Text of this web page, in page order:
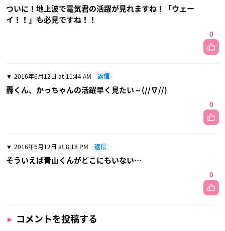
ついに！地上波で電気君の活躍が見れますね！「ウェー
イ！！」も必見ですね！！
0
2016年6月12日 at 11:44 AM 返信
轟くん、かっちゃんの活躍早く見たい～(//∇//)
0
2016年6月12日 at 8:18 PM 返信
そういえば青山くんがどこにもいない…
0
コメントを投稿する